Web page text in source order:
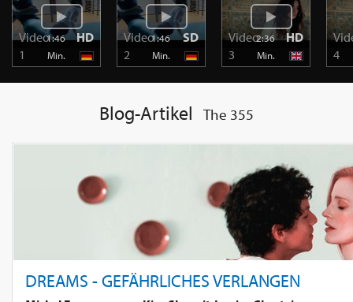
Video
1
1:46
Min.
HD
Video
2
1:46
Min.
SD
Video
3
2:36
Min.
HD
4
Blog-Artikel The 355
DREAMS - GEFÄHRLICHES VERLANGEN